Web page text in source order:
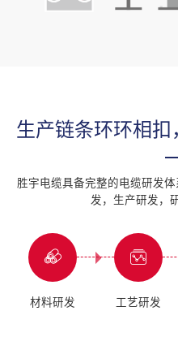
生产链条环环相
胜宇电缆具备完整的电缆研发
发，生产研发，
材料研发 工艺研发